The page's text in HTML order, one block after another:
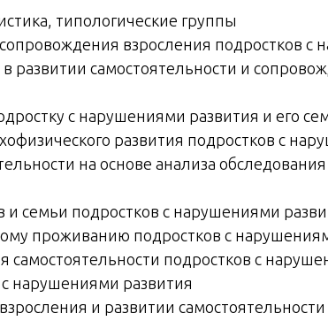
типологические группы
взросления подростков с
самостоятельности и
с нарушениями развития и его
развития подростков с
на основе анализа
семьи подростков с нарушениями
проживанию подростков с
подростков с
нарушениями развития
и развитии